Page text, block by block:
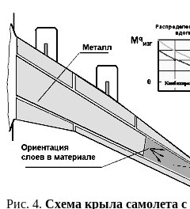
Рис. 4. Схема крыла самолета